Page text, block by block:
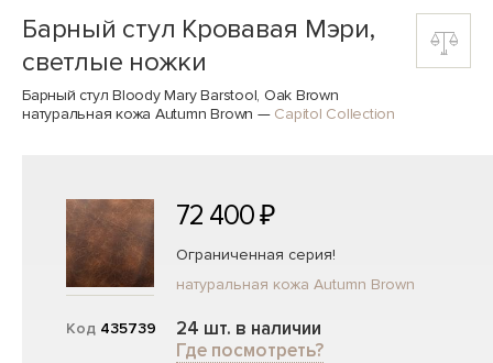
Барный стул Кровавая Мэри,
светлые ножки
Барный стул Bloody Mary Barstool, Oak Brown
натуральная кожа Autumn Brown — Capitol Collection
Код 435739
72 400 ₽
Ограниченная серия!
натуральная кожа Autumn Brown
24 шт. в наличии
Где посмотреть?